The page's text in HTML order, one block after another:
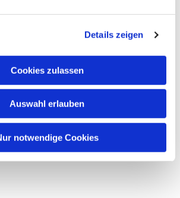
Details zeigen
Cookies zulassen
Auswahl erlauben
notwendige Cookies